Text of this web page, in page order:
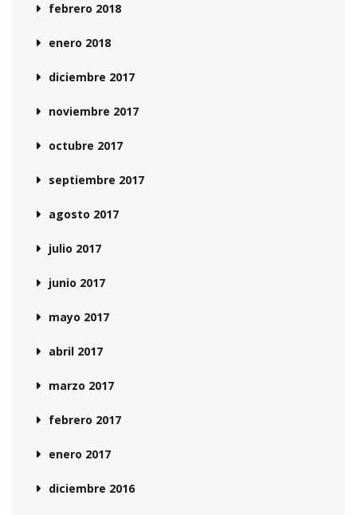
febrero 2018
enero 2018
diciembre 2017
noviembre 2017
octubre 2017
septiembre 2017
agosto 2017
julio 2017
junio 2017
mayo 2017
abril 2017
marzo 2017
febrero 2017
enero 2017
diciembre 2016